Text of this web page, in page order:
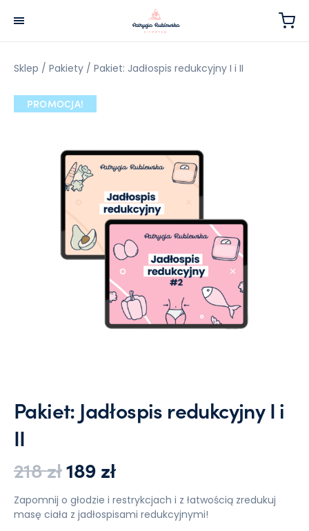
Sklep / Pakiety / Pakiet: Jadłospis redukcyjny I i II
PROMOCJA!
Pakiet: Jadłospis redukcyjny I i
II
218złPierwotna cena wynosiła:
189 złAktualna cena wynosi:
Zapomnij o głodzie i restrykcjach i z łatwością zredukuj
masę ciała z jadłospisami redukcyjnymi!